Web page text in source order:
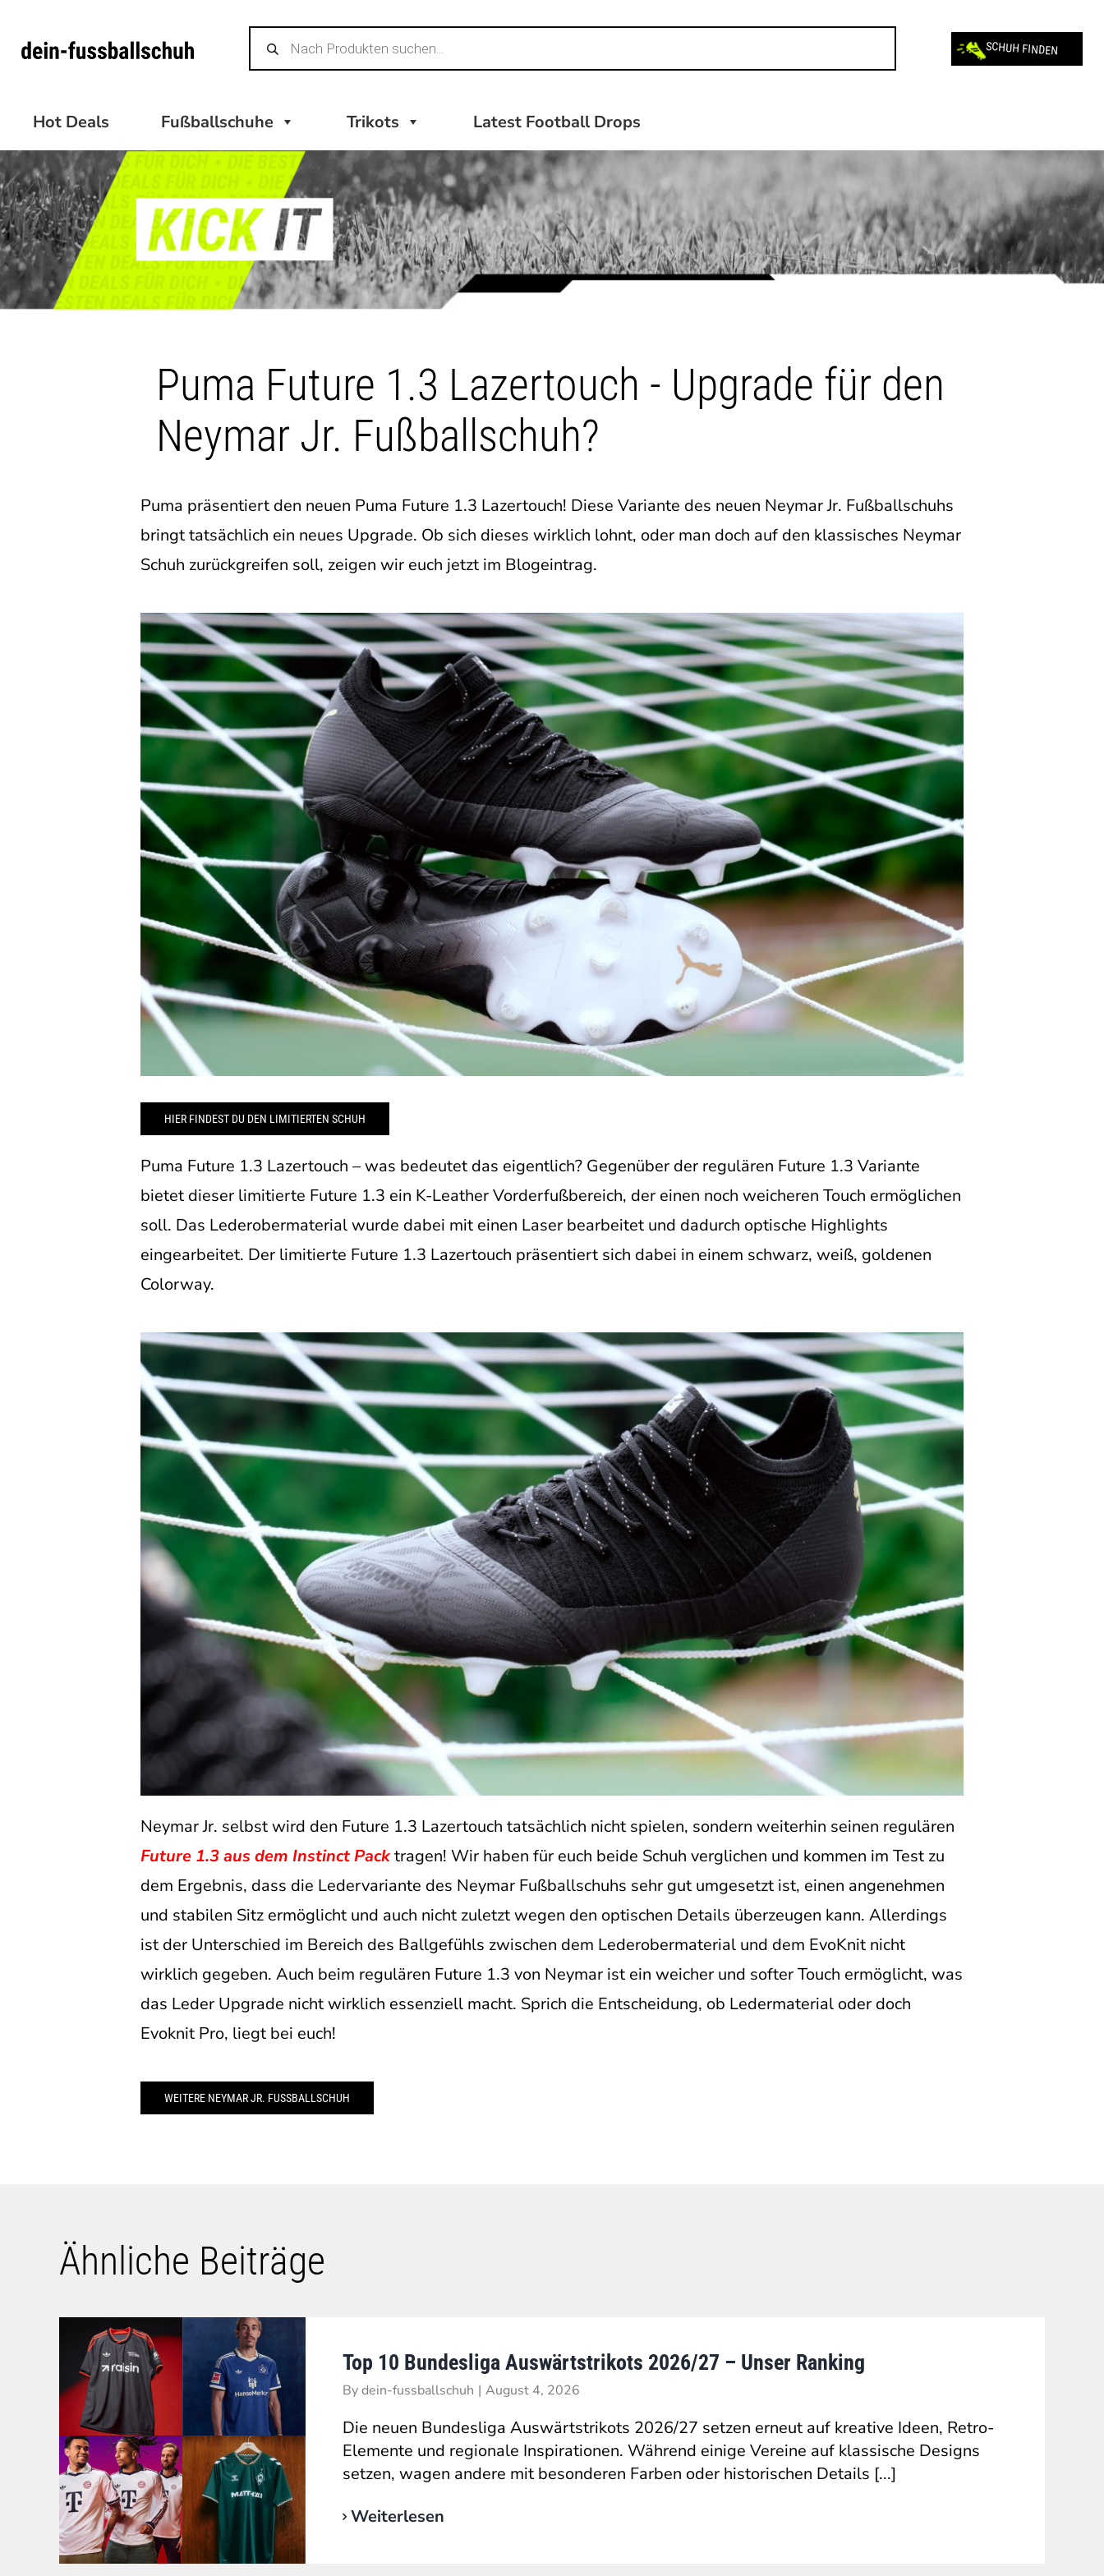
Inhalt
Products
search SCHUH FINDEN
Hot Deals Fußballschuhe Trikots Latest Football Drops
Puma Future 1.3 Lazertouch - Upgrade für den
Neymar Jr. Fußballschuh?
Puma präsentiert den neuen Puma Future 1.3 Lazertouch! Diese Variante des neuen Neymar Jr. Fußballschuhs
bringt tatsächlich ein neues Upgrade. Ob sich dieses wirklich lohnt, oder man doch auf den klassisches Neymar
Schuh zurückgreifen soll, zeigen wir euch jetzt im Blogeintrag.
HIER FINDEST DU DEN LIMITIERTEN SCHUH
Puma Future 1.3 Lazertouch – was bedeutet das eigentlich? Gegenüber der regulären Future 1.3 Variante
bietet dieser limitierte Future 1.3 ein K-Leather Vorderfußbereich, der einen noch weicheren Touch ermöglichen
soll. Das Lederobermaterial wurde dabei mit einen Laser bearbeitet und dadurch optische Highlights
eingearbeitet. Der limitierte Future 1.3 Lazertouch präsentiert sich dabei in einem schwarz, weiß, goldenen
Colorway.
Neymar Jr. selbst wird den Future 1.3 Lazertouch tatsächlich nicht spielen, sondern weiterhin seinen regulären
Future 1.3 aus dem Instinct Packtragen! Wir haben für euch beide Schuh verglichen und kommen im Test zu
dem Ergebnis, dass die Ledervariante des Neymar Fußballschuhs sehr gut umgesetzt ist, einen angenehmen
und stabilen Sitz ermöglicht und auch nicht zuletzt wegen den optischen Details überzeugen kann. Allerdings
ist der Unterschied im Bereich des Ballgefühls zwischen dem Lederobermaterial und dem EvoKnit nicht
wirklich gegeben. Auch beim regulären Future 1.3 von Neymar ist ein weicher und softer Touch ermöglicht, was
das Leder Upgrade nicht wirklich essenziell macht. Sprich die Entscheidung, ob Ledermaterial oder doch
Evoknit Pro, liegt bei euch!
WEITERE NEYMAR JR. FUSSBALLSCHUH
Ähnliche Beiträge
Top 10 Bundesliga Auswärtstrikots 2026/27 – Unser Ranking
Bydein-fussballschuh | August 4, 2026
Die neuen Bundesliga Auswärtstrikots 2026/27 setzen erneut auf kreative Ideen, Retro-
Elemente und regionale Inspirationen. Während einige Vereine auf klassische Designs
setzen, wagen andere mit besonderen Farben oder historischen Details [...]
Weiterlesen